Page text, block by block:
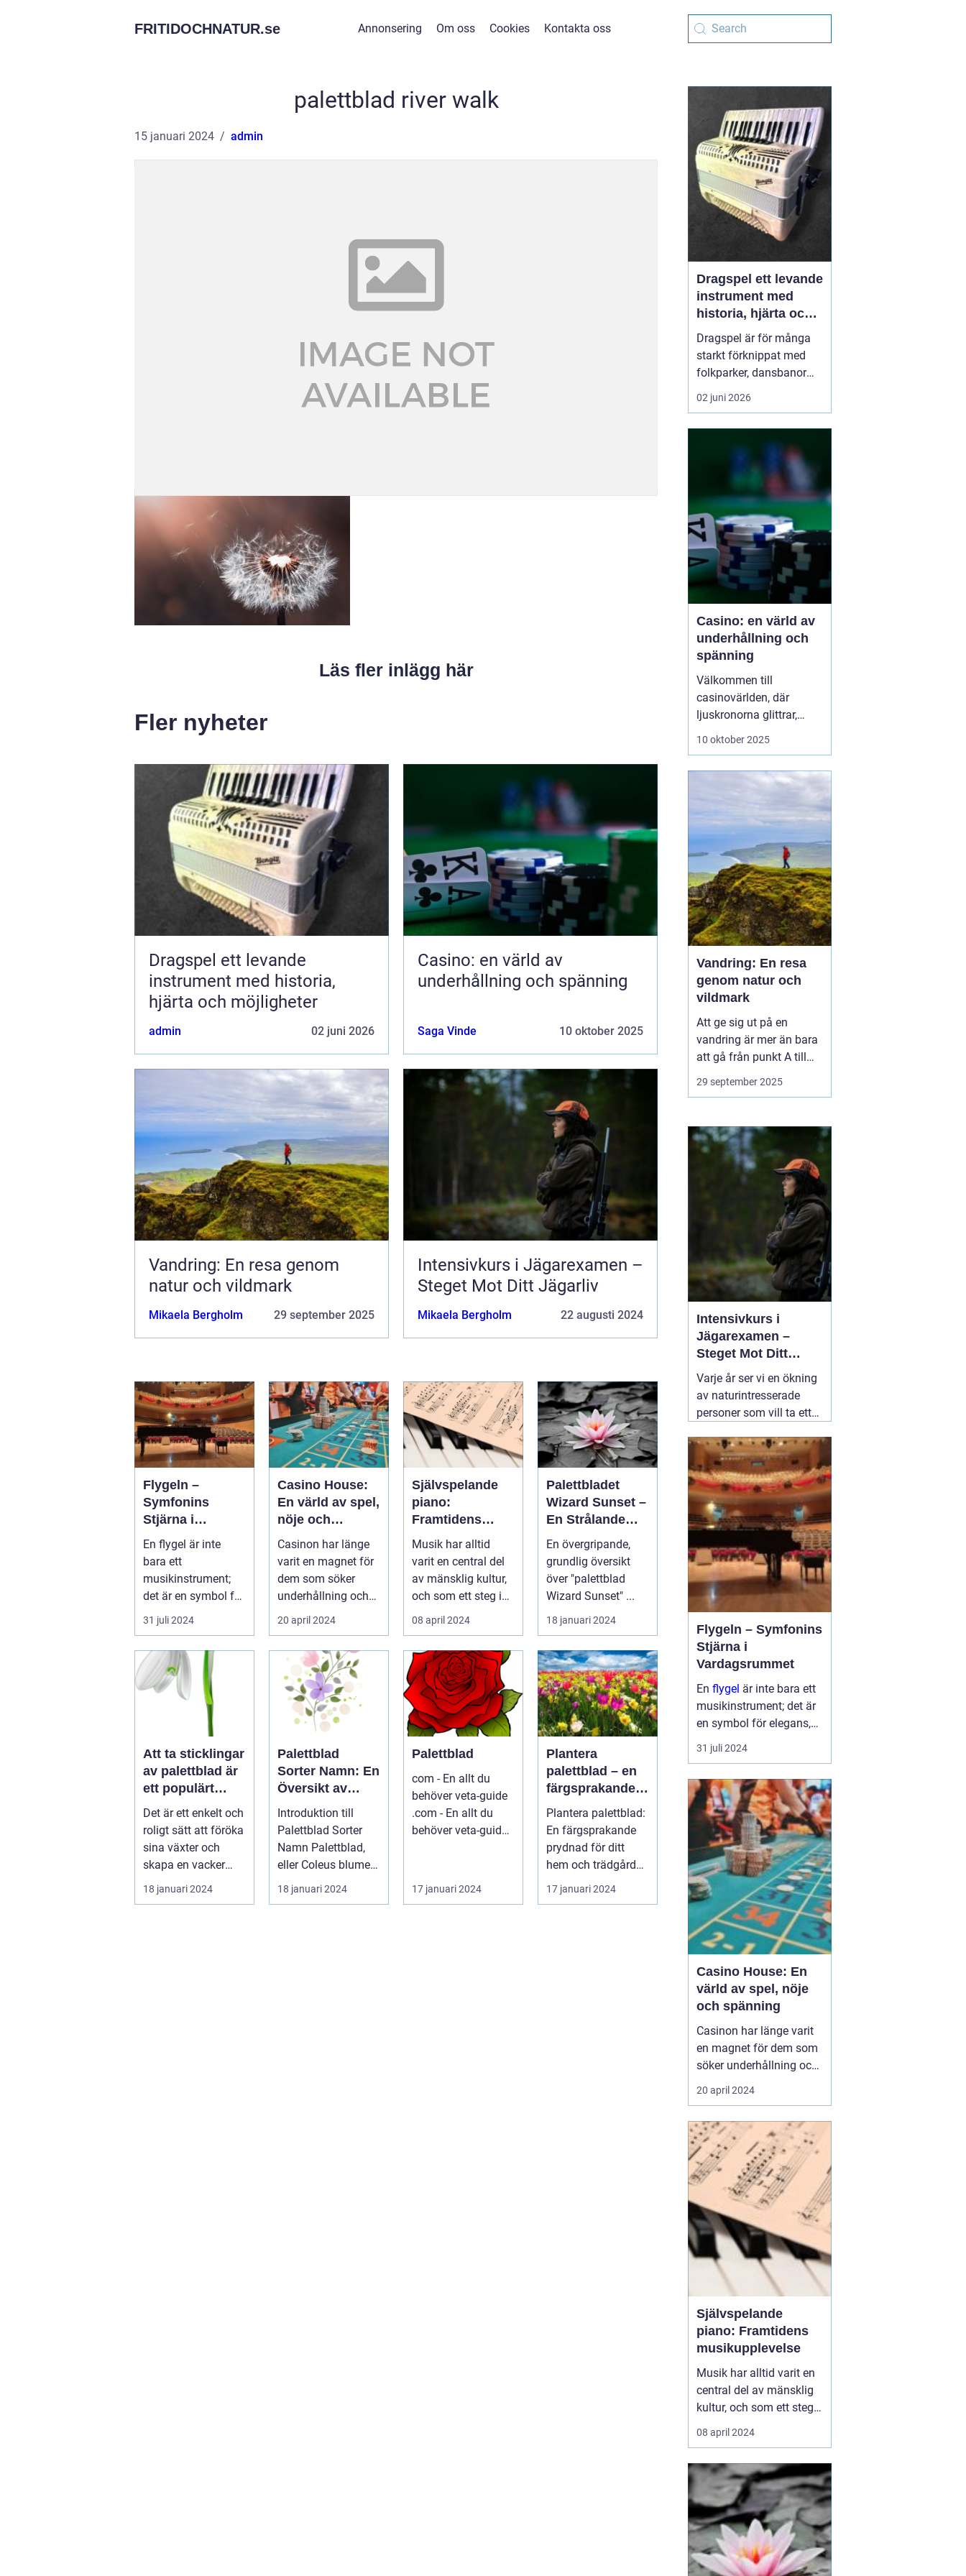
FRITIDOCHNATUR.se Annonsering Om oss Cookies Kontakta oss
palettblad river walk
15 januari 2024 admin
Läs fler inlägg här
Fler nyheter
Dragspel ett levande
instrument med historia,
hjärta och möjligheter
admin 02 juni 2026
Casino: en värld av
underhållning och spänning
Saga Vinde 10 oktober 2025
Vandring: En resa genom
natur och vildmark
Mikaela Bergholm 29 september 2025
Intensivkurs i Jägarexamen –
Steget Mot Ditt Jägarliv
Mikaela Bergholm 22 augusti 2024
Flygeln –
Symfonins
Stjärna i
Vardagsrummet
En flygel är inte
bara ett
musikinstrument;
det är en symbol för
elegans, kulturelt
a...
31 juli 2024
Casino House:
En värld av spel,
nöje och
spänning
Casinon har länge
varit en magnet för
dem som söker
underhållning och
en chans ...
20 april 2024
Självspelande
piano:
Framtidens
musikupplevels
Musik har alltid
varit en central del
av mänsklig kultur,
och som ett steg i
dess kontinuerliga...
08 april 2024
Palettbladet
Wizard Sunset –
En Strålande
Fördelning av
Färger
En övergripande,
grundlig översikt
över "palettblad
Wizard Sunset" ...
18 januari 2024
Att ta sticklingar
av palettblad är
ett populärt
hobbyprojekt för
många
trädgårdsentusi
aster
Det är ett enkelt och
roligt sätt att föröka
sina växter och
skapa en vacker
grön omgivning. I
denna...
18 januari 2024
Palettblad
Sorter Namn: En
Översikt av
Olika Variationer
och Egenskaper
Introduktion till
Palettblad Sorter
Namn Palettblad,
eller Coleus blumei
som det
vetenskapligt kall...
18 januari 2024
Palettblad
com - En allt du
behöver veta-guide
.com - En allt du
behöver veta-guide
17 januari 2024
Plantera
palettblad – en
färgsprakande
prydnad för ditt
hem och
trädgård
Plantera palettblad:
En färgsprakande
prydnad för ditt
hem och trädgård
Inledning Palettblad
är en ...
17 januari 2024
Dragspel ett levande
instrument med
historia, hjärta och
möjligheter
Dragspel är för många
starkt förknippat med
folkparker, dansbanor
och långa
sommarnätter. Men
mer mångsidigt än så. I
används dragspel
allt f...
02 juni 2026
Casino: en värld av
underhållning och
spänning
Välkommen till
casinovärlden, där
ljuskronorna glittrar,
spänningen ligger i
varje hörn. Casinon
erbjuder en unik
kombination av
underhållning, sociala
möten...
10 oktober 2025
Vandring: En resa
genom natur och
vildmark
Att ge sig ut på en
vandring är mer än bara
att gå från punkt A till
punkt B. Det är en
upplevelse som utmanar
samtidigt som man får
möjlighet att komma i
kontakt med naturen på
29 september 2025
Intensivkurs i
Jägarexamen –
Steget Mot Ditt
Jägarliv
Varje år ser vi en ökning
av naturintresserade
personer som vill ta ett
fantastiska upplevelser
som jakt erbjuder. En
viktig del i detta är22
augusti 2024
Flygeln – Symfonins
Stjärna i
Vardagsrummet
En flygel är inte bara ett
musikinstrument; det är
en symbol för elegans,
kulturelt arv och passion
för musik. Det
instrumentet har
f&oum...
31 juli 2024
Casino House: En
värld av spel, nöje
och spänning
Casinon har länge varit
en magnet för dem som
söker underhållning och
en chans att pröva sin
lycka. Från de glittrande
de virtuella spelen på
internet, erbjuder
casinovärlden en un...
20 april 2024
Självspelande
piano: Framtidens
musikupplevelse
Musik har alltid varit en
central del av mänsklig
kultur, och som ett steg i
dess kontinuerliga
utveckling har det
börjat ta en allt viktigare
plats i våra liv. Från att
tidigare ha betraktats
som en ex...
08 april 2024